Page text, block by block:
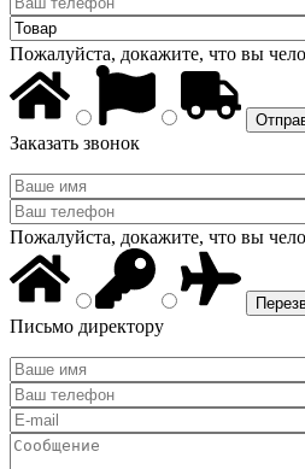
Пожалуйста, докажите, что вы
Заказать звонок
Пожалуйста, докажите, что вы
Письмо директору